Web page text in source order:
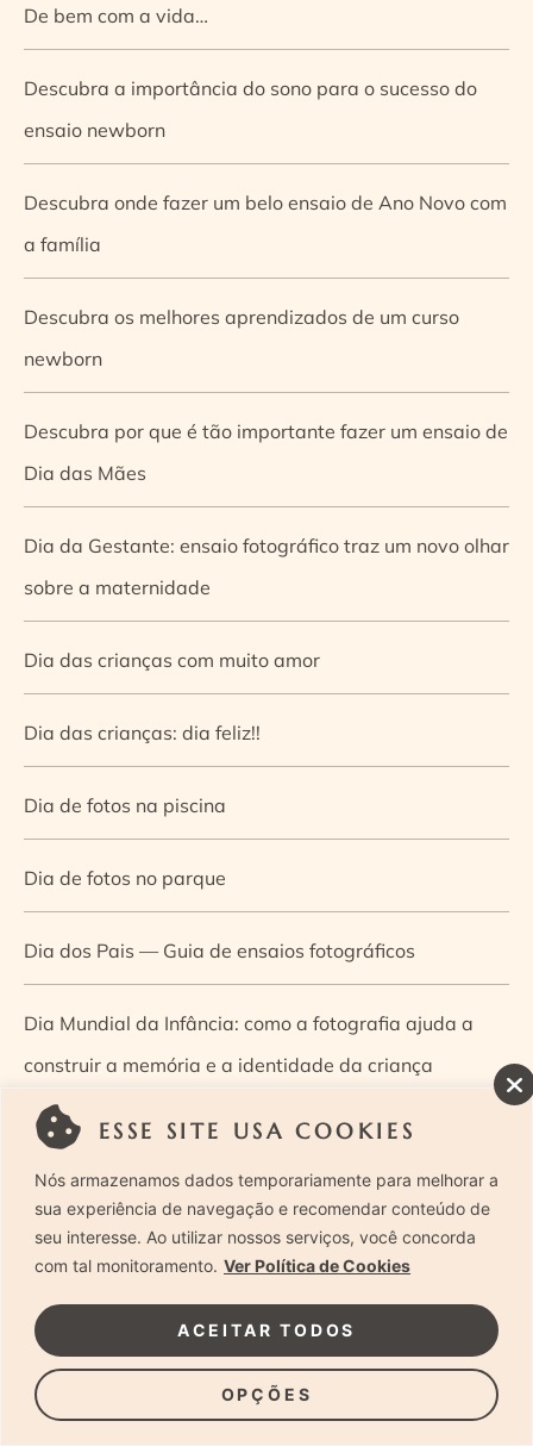
ESSE SITE USA COOKIES
Nós armazenamos dados temporariamente para melhorar a
sua experiência de navegação e recomendar conteúdo de
seu interesse. Ao utilizar nossos serviços, você concorda
com tal monitoramento. Ver Política de Cookies
OPÇÕES
ACEITAR TODOS
De bem com a vida…
Descubra a importância do sono para o sucesso do
ensaio newborn
Descubra onde fazer um belo ensaio de Ano Novo com
a família
Descubra os melhores aprendizados de um curso
newborn
Descubra por que é tão importante fazer um ensaio de
Dia das Mães
Dia da Gestante: ensaio fotográfico traz um novo olhar
sobre a maternidade
Dia das crianças com muito amor
Dia das crianças: dia feliz!!
Dia de fotos na piscina
Dia de fotos no parque
Dia dos Pais — Guia de ensaios fotográficos
Dia Mundial da Infância: como a fotografia ajuda a
construir a memória e a identidade da criança
Diário de uma grávida e sua pequena
Dica de especialista: como otimizar o fluxo de trabalho
no ensaio newborn?
Dica de especialista: qual o melhor guia de poses para
fotografia newborn?